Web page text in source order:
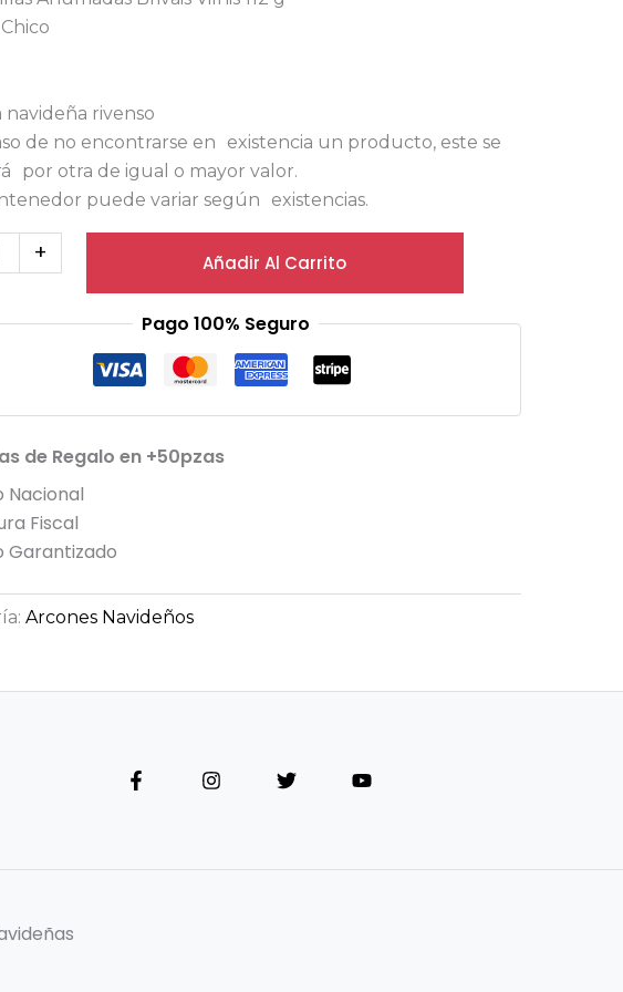
navideña rivenso
de no encontrarse en existencia un producto, este se
por otra de igual o mayor valor.
puede variar según existencias.
+ Añadir Al Carrito
Pago 100% Seguro
de Regalo en +50pzas
Nacional
Fiscal
Garantizado
Arcones Navideños